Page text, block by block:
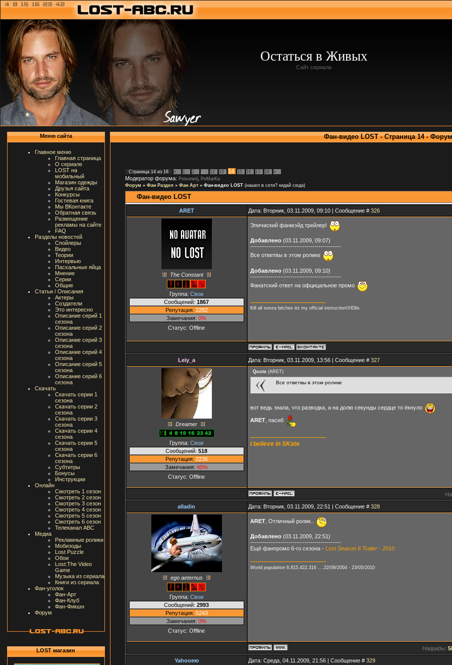
Остаться в Живых
Сайт сериала
Меню сайта
Главное меню
Главная страница
О сериале
LOST на
мобильный
Магазин одежды
Друзья сайта
Конкурсы
Гостевая книга
Мы ВКонтакте
Обратная связь
Размещение
рекламы на сайте
FAQ
Разделы новостей
Спойлеры
Видео
Теории
Интервью
Пасхальные яйца
Мнение
Серии
Общие
Статьи / Описания
Актеры
Создатели
Это интересно
Описание серий 1
сезона
Описание серий 2
сезона
Описание серий 3
сезона
Описание серий 4
сезона
Описание серий 5
сезона
Описание серий 6
сезона
Скачать
Скачать серии 1
сезона
Скачать серии 2
сезона
Скачать серии 3
сезона
Скачать серии 4
сезона
Скачать серии 5
сезона
Скачать серии 6
сезона
Субтитры
Бонусы
Инструкции
Онлайн
Смотреть 1 сезон
Смотреть 2 сезон
Смотреть 3 сезон
Смотреть 4 сезон
Смотреть 5 сезон
Смотреть 6 сезон
Телеканал ABC
Медиа
Рекламные ролики
Мобизоды
Lost Puzzle
Обои
Lost:The Video
Game
Музыка из сериала
Книги из сериала
Фан-уголок
Фан-Арт
Фан-Клуб
Фан-Фикшн
Форум
LOST магазин
Фан-видео LOST - Страница 14 - Форум
Страница 14из 18 « 1 2 12 13 14 15 16 17 18 »
Модератор форума: Poisoned,
PoMarKa
Форум » Фан Раздел » Фан Арт » Фан-видео LOST (нашел в сети? кидай сюда)
Фан-видео LOST
ARET Дата: Вторник, 03.11.2009, 09:10 | Сообщение # 326
The Constant
Группа: Свои
Сообщений: 1867
Репутация: 2282
Замечания: 0%
Статус: Offline
Эпичиский фанмэйд трейлер!
Добавлено(03.11.2009, 09:07)
---------------------------------------------
Все ответвы в этом ролике
Добавлено(03.11.2009, 09:10)
---------------------------------------------
Фанатский ответ на офцицальное промо
Kill all sonza bitches its my official instruction!©Ellis
Leiy_a Дата: Вторник, 03.11.2009, 13:56 | Сообщение # 327
Dreamer
Группа: Свои
Сообщений: 518
Репутация: 2236
Замечания: 40%
Статус: Offline
Quote(ARET)
Все ответвы в этом ролике
вот ведь знала, что разводка, а на долю секунды сердце то ёкнуло
ARET, пасиб
I believe in SKate
alladin Дата: Вторник, 03.11.2009, 22:51 | Сообщение # 328
ego aeternus
Группа: Свои
Сообщений: 2993
Репутация: 5243
Замечания: 0%
Статус: Offline
ARET, Отличный ролик..
Добавлено(03.11.2009, 22:51)
---------------------------------------------
Ещё фанпромо 6-го сезона - Lost Season 6 Trailer - 2010
World population6,815,422,316 ....22/09/2004 - 23/05/2010
Награды:
Yahooею Дата: Среда, 04.11.2009, 21:56 | Сообщение # 329